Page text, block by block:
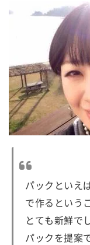
パックといえ
で作るという
とても新鮮で
パックを提案